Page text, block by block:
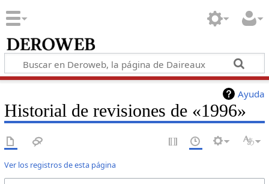
Ayuda
Historial de revisiones de «1996»
Ver los registros de esta página